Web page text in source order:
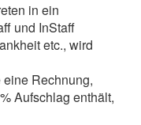
in ein
und InStaff
etc., wird
Rechnung,
Aufschlag enthält,